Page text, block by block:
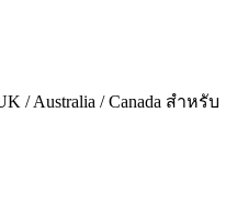
/ Australia / Canada สำหรับ